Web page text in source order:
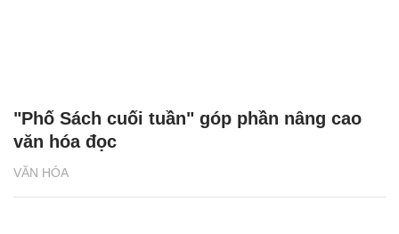
VĂN HÓA
"Phố Sách cuối tuần" góp phần nâng cao
văn hóa đọc